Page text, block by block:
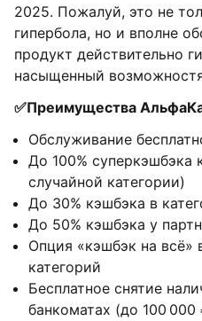
2025. Пожалуй, это не
гипербола, но и вполне
продукт действительно
насыщенный
✅Преимущества
Обслуживание
До 100%
случайной категории)
До 30% кэшбэка в
До 50% кэшбэка у
Опция «кэшбэк на всё»
категорий
Бесплатное снятие
банкоматах (до 100 000